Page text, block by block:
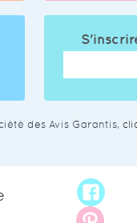
des Avis Garantis,